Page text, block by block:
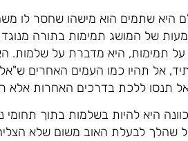
היא שתמים הוא מישהו שחסר לו
של המושג תמימות בתורה
תמימות, היא מדברת על שלמות.
אל תהיו כמו העמים האחרים
תנסו ללכת בדרכים האחרות אלא
היא להיות בשלמות בתוך
שהלך לבעלת האוב משום שלא